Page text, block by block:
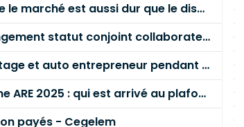
Est-ce que le marché est aussi dur que le disent les commerciaux ?
aide changement statut conjoint collaborateur
Mixer portage et auto entrepreneur pendant des années - quel risque ?
🚨 Réforme ARE 2025 : qui est arrivé au plafond des 60 % en gardant son entreprise ?
payés - Cegelem